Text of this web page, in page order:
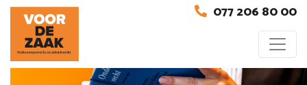
077 206 80 00